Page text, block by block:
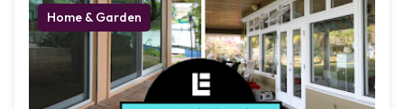
Home & Garden